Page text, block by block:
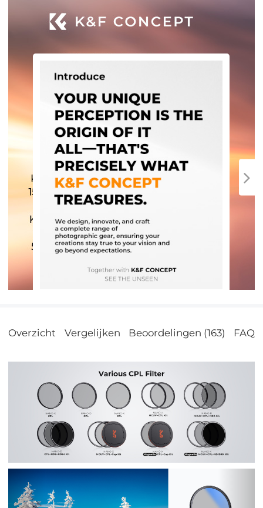
Overzicht Vergelijken Beoordelingen (163) FAQs
Vorige